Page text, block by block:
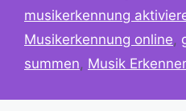
musikerkennung
Musikerkennung online,
summen, Musik